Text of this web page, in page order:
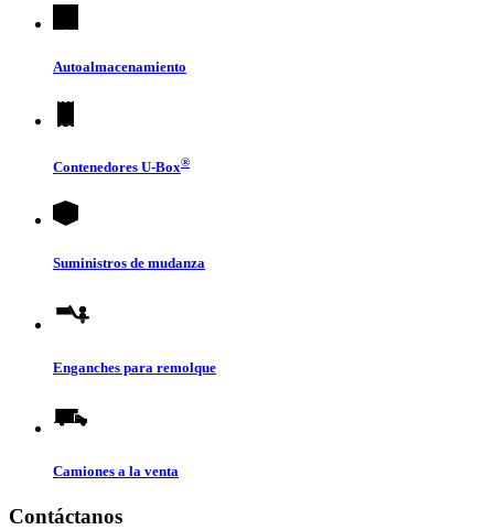
Autoalmacenamiento
Contenedores U-Box®
Suministros de mudanza
Enganches para remolque
Camiones a la venta
Contáctanos